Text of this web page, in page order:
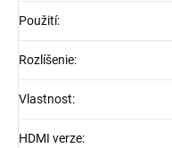
Použití:
Rozlíšenie:
Vlastnost:
HDMI verze: